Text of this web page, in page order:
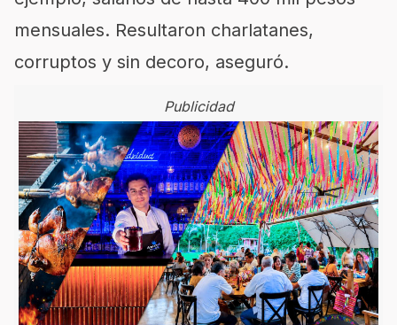
mensuales. Resultaron charlatanes,
corruptos y sin decoro, aseguró.
Publicidad